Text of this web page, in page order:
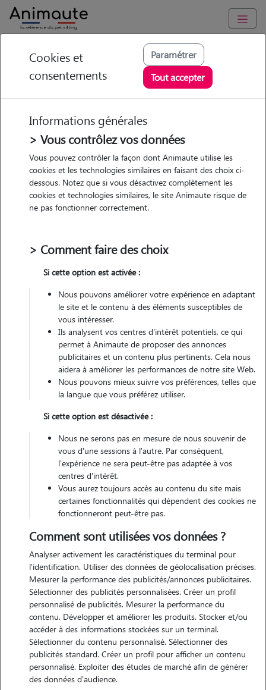
Animaute Pays-de-la-Loire Loire-Atlantique/Nantes
Eline - Petsitter à
NANTES
• 24 ans
Véhiculé
Contacter
L'envoi d'une demande est sans engagement
Motivation
actuellement en préparation de l'examen pour etre commissaire de
justice, je souhaite trouver un emploi qui ne me prenne pas trop de
temps. etant passionnée des animaux, pouvoir etre petsitter serait
donc parfait pour moi. je suis disponible toute la semaine ainsi que
les samedis matins et n'ai aucune contrainte horaire. je suis
disponible pour des promenades ou des gardes à domicile selon vos
besoins.
Cookies et
consentements
Paramétrer
Tout accepter
Informations générales
> Vous contrôlez vos données
Vous pouvez contrôler la façon dont Animaute utilise les
cookies et les technologies similaires en faisant des choix ci-
dessous. Notez que si vous désactivez complètement les
cookies et technologies similaires, le site Animaute risque de
ne pas fonctionner correctement.
> Comment faire des choix
Si cette option est activée :
Nous pouvons améliorer votre expérience en adaptant
le site et le contenu à des éléments susceptibles de
vous intéresser.
Ils analysent vos centres d'intérêt potentiels, ce qui
permet à Animaute de proposer des annonces
publicitaires et un contenu plus pertinents. Cela nous
aidera à améliorer les performances de notre site Web.
Nous pouvons mieux suivre vos préférences, telles que
la langue que vous préférez utiliser.
Si cette option est désactivée :
Nous ne serons pas en mesure de nous souvenir de
vous d'une sessions à l'autre. Par conséquent,
l'expérience ne sera peut-être pas adaptée à vos
centres d'intérêt.
Vous aurez toujours accès au contenu du site mais
certaines fonctionnalités qui dépendent des cookies ne
fonctionneront peut-être pas.
Comment sont utilisées vos données ?
Analyser activement les caractéristiques du terminal pour
l'identification. Utiliser des données de géolocalisation précises.
Mesurer la performance des publicités/annonces publicitaires.
Sélectionner des publicités personnalisées. Créer un profil
personnalisé de publicités. Mesurer la performance du
contenu. Développer et améliorer les produits. Stocker et/ou
accéder à des informations stockées sur un terminal.
Sélectionner du contenu personnalisé. Sélectionner des
publicités standard. Créer un profil pour afficher un contenu
personnalisé. Exploiter des études de marché afin de générer
des données d'audience.